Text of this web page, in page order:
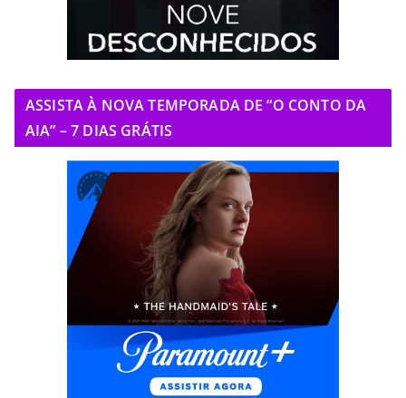
ASSISTA À NOVA TEMPORADA DE “O CONTO DA
AIA” – 7 DIAS GRÁTIS